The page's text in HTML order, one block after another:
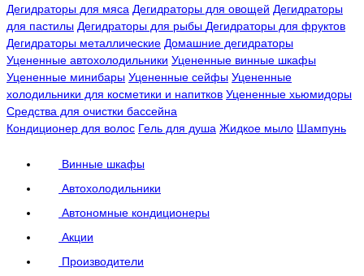
Дегидраторы для мяса Дегидраторы для овощей Дегидраторы
для пастилы Дегидраторы для рыбы Дегидраторы для фруктов
Дегидраторы металлические Домашние дегидраторы
Уцененные автохолодильники Уцененные винные шкафы
Уцененные минибары Уцененные сейфы Уцененные
холодильники для косметики и напитков Уцененные хьюмидоры
Средства для очистки бассейна
Кондиционер для волос Гель для душа Жидкое мыло Шампунь
Винные шкафы
Автохолодильники
Автономные кондиционеры
Акции
Производители